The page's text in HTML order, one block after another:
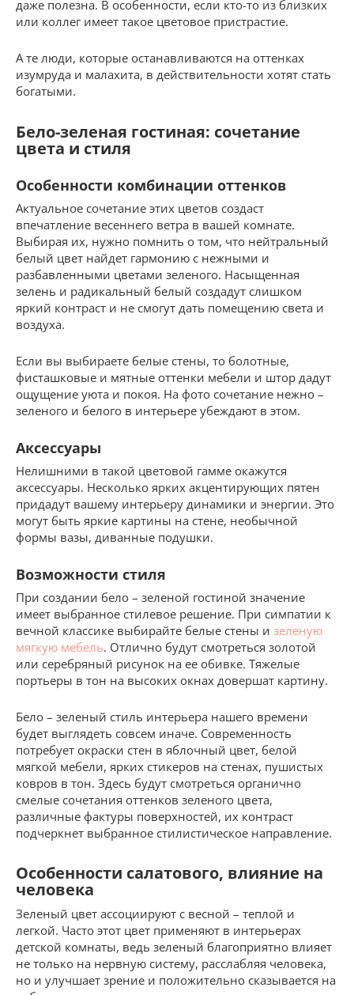
даже полезна. В особенности, если кто-то из близких
или коллег имеет такое цветовое пристрастие.
А те люди, которые останавливаются на оттенках
изумруда и малахита, в действительности хотят стать
богатыми.
Бело-зеленая гостиная: сочетание
цвета и стиля
Особенности комбинации оттенков
Актуальное сочетание этих цветов создаст
впечатление весеннего ветра в вашей комнате.
Выбирая их, нужно помнить о том, что нейтральный
белый цвет найдет гармонию с нежными и
разбавленными цветами зеленого. Насыщенная
зелень и радикальный белый создадут слишком
яркий контраст и не смогут дать помещению света и
воздуха.
Если вы выбираете белые стены, то болотные,
фисташковые и мятные оттенки мебели и штор дадут
ощущение уюта и покоя. На фото сочетание нежно –
зеленого и белого в интерьере убеждают в этом.
Аксессуары
Нелишними в такой цветовой гамме окажутся
аксессуары. Несколько ярких акцентирующих пятен
придадут вашему интерьеру динамики и энергии. Это
могут быть яркие картины на стене, необычной
формы вазы, диванные подушки.
Возможности стиля
При создании бело – зеленой гостиной значение
имеет выбранное стилевое решение. При симпатии к
вечной классике выбирайте белые стены и зеленую
мягкую мебель. Отлично будут смотреться золотой
или серебряный рисунок на ее обивке. Тяжелые
портьеры в тон на высоких окнах довершат картину.
Бело – зеленый стиль интерьера нашего времени
будет выглядеть совсем иначе. Современность
потребует окраски стен в яблочный цвет, белой
мягкой мебели, ярких стикеров на стенах, пушистых
ковров в тон. Здесь будут смотреться органично
смелые сочетания оттенков зеленого цвета,
различные фактуры поверхностей, их контраст
подчеркнет выбранное стилистическое направление.
Особенности салатового, влияние на
человека
Зеленый цвет ассоциируют с весной – теплой и
легкой. Часто этот цвет применяют в интерьерах
детской комнаты, ведь зеленый благоприятно влияет
не только на нервную систему, расслабляя человека,
но и улучшает зрение и положительно сказывается на